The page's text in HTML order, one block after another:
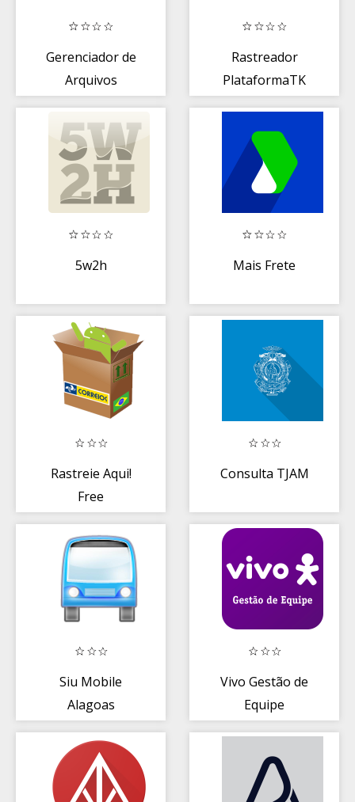
Gerenciador de
Arquivos
Rastreador
PlataformaTK
5w2h Mais Frete
Rastreie Aqui!
Free
Consulta TJAM
Siu Mobile
Alagoas
Vivo Gestão de
Equipe